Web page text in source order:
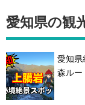
愛知県の観
愛知県
森ルー